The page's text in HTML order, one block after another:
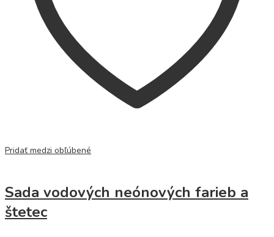
Pridať medzi obľúbené
Sada vodových neónových farieb a
štetec